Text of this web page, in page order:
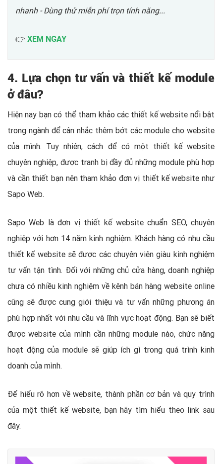
nhanh - Dùng thử miễn phí trọn tính năng...
👉 XEM NGAY
4. Lựa chọn tư vấn và thiết kế module
ở đâu?
Hiện nay bạn có thể tham khảo các thiết kế website nổi bật
trong ngành để cân nhắc thêm bớt các module cho website
của mình. Tuy nhiên, cách để có một thiết kế website
chuyên nghiệp, được tranh bị đầy đủ những module phù hợp
và cần thiết bạn nên tham khảo đơn vị thiết kế website như
Sapo Web.
Sapo Web là đơn vị thiết kế website chuẩn SEO, chuyên
nghiệp với hơn 14 năm kinh nghiệm. Khách hàng có nhu cầu
thiết kế website sẽ được các chuyên viên giàu kinh nghiệm
tư vấn tận tình. Đối với những chủ cửa hàng, doanh nghiệp
chưa có nhiều kinh nghiệm về kênh bán hàng website online
cũng sẽ được cung giới thiệu và tư vấn những phương án
phù hợp nhất với nhu cầu và lĩnh vực hoạt động. Bạn sẽ biết
được website của mình cần những module nào, chức năng
hoạt động của module sẽ giúp ích gì trong quá trình kinh
doanh của mình.
Để hiểu rõ hơn về website, thành phần cơ bản và quy trình
của một thiết kế website, bạn hãy tìm hiểu theo link sau
đây.